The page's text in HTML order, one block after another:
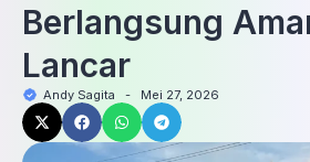
Berlangsung
Lancar
Andy Sagita - Mei 27, 2026